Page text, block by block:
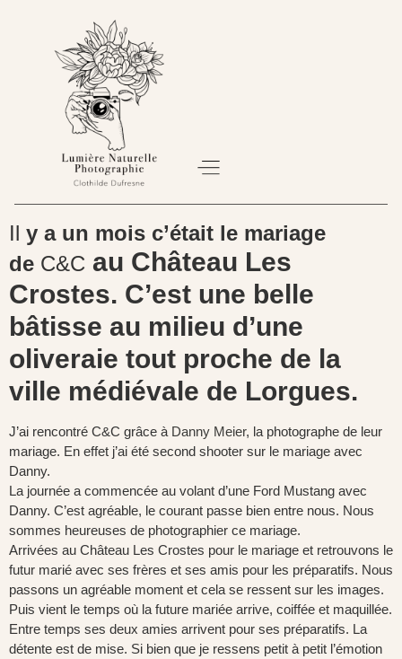
Il y a un mois c’était le mariage
de C&C au Château Les
Crostes. C’est une belle
bâtisse au milieu d’une
oliveraie tout proche de la
ville médiévale de Lorgues.
J’ai rencontré C&C grâce à Danny Meier, la photographe de leur
mariage. En effet j’ai été second shooter sur le mariage avec
Danny.
La journée a commencée au volant d’une Ford Mustang avec
Danny. C’est agréable, le courant passe bien entre nous. Nous
sommes heureuses de photographier ce mariage.
Arrivées au Château Les Crostes pour le mariage et retrouvons le
futur marié avec ses frères et ses amis pour les préparatifs. Nous
passons un agréable moment et cela se ressent sur les images.
Puis vient le temps où la future mariée arrive, coiffée et maquillée.
Entre temps ses deux amies arrivent pour ses préparatifs. La
détente est de mise. Si bien que je ressens petit à petit l’émotion